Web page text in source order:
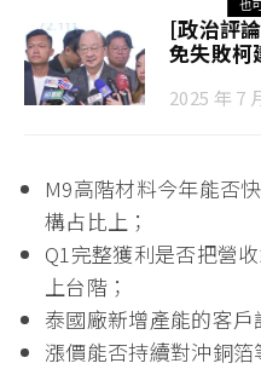
也
[政治評
免失敗柯
2025 年 7
M9高階材料今年能否
構占比上；
Q1完整獲利是否把營
上台階；
泰國廠新增產能的客戶
漲價能否持續對沖銅箔